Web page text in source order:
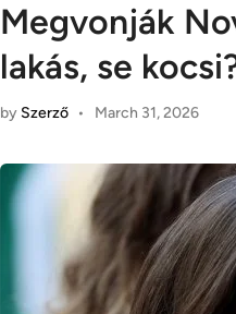
Megvonják
lakás, se
by Szerző • March 31, 2026